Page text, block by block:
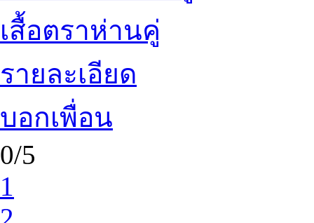
เสื้อตราห่านคู่
รายละเอียด
บอกเพื่อน
0/5
1